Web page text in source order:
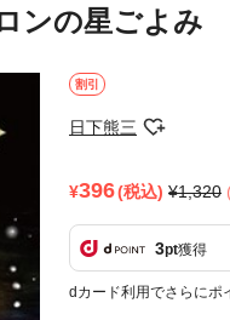
ンの星ごよみ
割引
日下熊三
396(税込) 1,320
3pt獲得
dカード利用でさらにポ